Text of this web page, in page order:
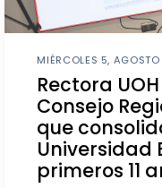
MIÉRCOLES 5, AGOSTO
Rectora
Consejo
que
Universidad
primeros 11